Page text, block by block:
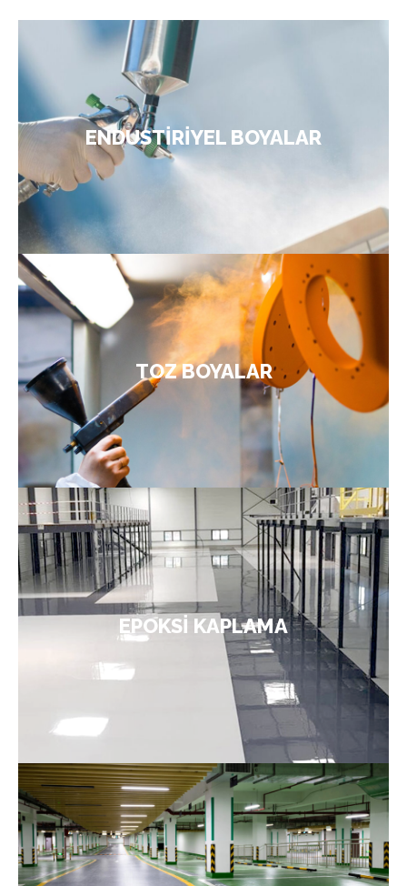
ENDUSTİRİYEL BOYALAR
iç ve dış tüm mekanlarda,
metal tüm alanlarda, sıva, beton ve MDF yüzeye
sahip alanlarda, çeşitli oto yedek parçaları, iş ve
inşaat makineleri, ziraat makineleri, el aletleri,
elektrik pano ve aksesuarlarında makine
imalatlarında da tercih edilmektedir.
TOZ BOYALAR
Dekoratif bir yüzey yaratan, çevre dostu ve
kullanıma hazır
toz boya
, günümüzde mimariden
otomotiv sanayisine, MDF kaplamadan cam,
seramik ve beyaz eşyaya kadar pek çok sektörde
kullanılır. Toz boya uygulaması, elektrostatik
tabanca vasıtasıyla gerçekleştirilir.
EPOKSİ KAPLAMA
Yapı dekorasyon alanlarında zemin kaplamaları
büyük önem taşır. Çok çeşitli sayıda zemin
kaplama örnekleri ve materyalleri mevcuttur. Son
dönemlerde kullanımına oldukça sık rastlanan
epoksi zemin kaplama
yüksek dayanıklılık formu
ile en çok tercih edilen kaplamalar arasında yer
alır. Dayanıklıdır ve endüstri sanayisinde güvenle
kullanılır.
ÜRÜNLER
Zemin kaplama
boyaları her türlü asfalt, beton,
şap, helikopter beton, yüzey sertleştiricili beton,
parke taş, doğal taş, tuğla taş, vb. zeminlerde
rulo, fırça veya pistole ile kolaylıkla uygulanabilir.